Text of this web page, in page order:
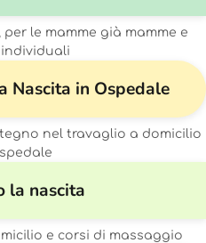
le mamme già mamme e
Nascita in Ospedale
nel travaglio a domicilio
la nascita
e corsi di massaggio